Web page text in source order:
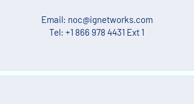
Email: noc@ignetworks.com
Tel: +1 866 978 4431 Ext 1